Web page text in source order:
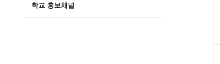
학교 홍보채널